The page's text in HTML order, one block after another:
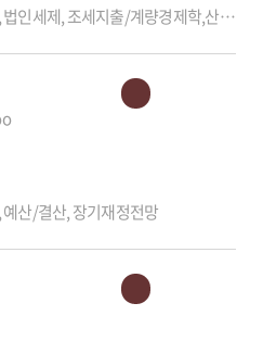
조세정책, 법인세제, 조세지출/계량경제학,산업조직론
예산/결산, 장기재정전망